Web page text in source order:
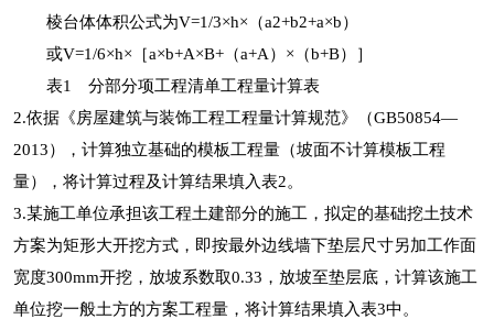
棱台体体积公式为V=1/3×h×（a2+b2+a×b）
或V=1/6×h×［a×b+A×B+（a+A）×（b+B）］
表1 分部分项工程清单工程量计算表
2.依据《房屋建筑与装饰工程工程量计算规范》（GB50854—
2013），计算独立基础的模板工程量（坡面不计算模板工程
量），将计算过程及计算结果填入表2。
3.某施工单位承担该工程土建部分的施工，拟定的基础挖土技术
方案为矩形大开挖方式，即按最外边线墙下垫层尺寸另加工作面
宽度300mm开挖，放坡系数取0.33，放坡至垫层底，计算该施工
单位挖一般土方的方案工程量，将计算结果填入表3中。